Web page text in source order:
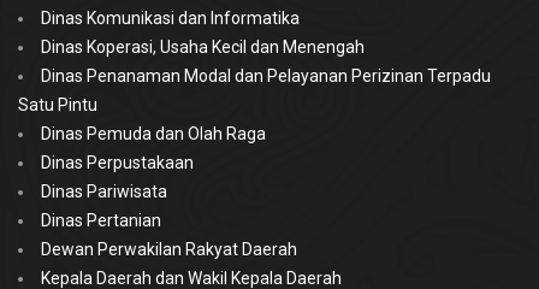
Dinas Komunikasi dan Informatika
Dinas Koperasi, Usaha Kecil dan Menengah
Dinas Penanaman Modal dan Pelayanan Perizinan Terpadu
Satu Pintu
Dinas Pemuda dan Olah Raga
Dinas Perpustakaan
Dinas Pariwisata
Dinas Pertanian
Dewan Perwakilan Rakyat Daerah
Kepala Daerah dan Wakil Kepala Daerah